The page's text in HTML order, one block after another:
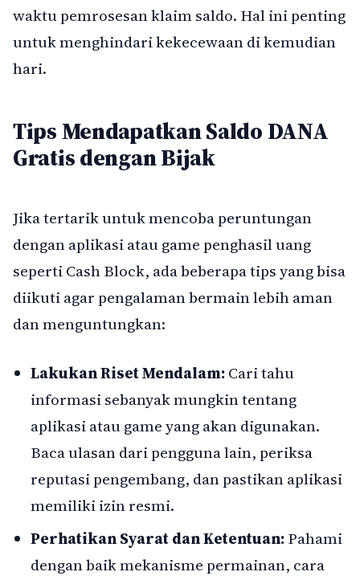
waktu pemrosesan klaim saldo. Hal ini penting
untuk menghindari kekecewaan di kemudian
hari.
Tips Mendapatkan Saldo DANA
Gratis dengan Bijak
Jika tertarik untuk mencoba peruntungan
dengan aplikasi atau game penghasil uang
seperti Cash Block, ada beberapa tips yang bisa
diikuti agar pengalaman bermain lebih aman
dan menguntungkan:
Lakukan Riset Mendalam:Cari tahu
informasi sebanyak mungkin tentang
aplikasi atau game yang akan digunakan.
Baca ulasan dari pengguna lain, periksa
reputasi pengembang, dan pastikan aplikasi
memiliki izin resmi.
Perhatikan Syarat dan Ketentuan:Pahami
dengan baik mekanisme permainan, cara